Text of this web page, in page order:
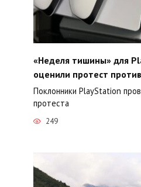
«Неделя тишины» для
оценили протест
Поклонники PlayStation
протеста
249